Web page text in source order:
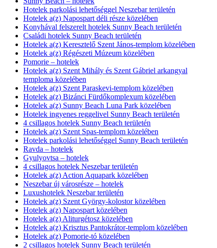
Hotelek parkolási lehetőséggel Neszebar területén
Hotelek a(z) Napospart déli része közelében
Konyhával felszerelt hotelek Sunny Beach területén
Családi hotelek Sunny Beach területén
Hotelek a(z) Keresztelő Szent János-templom közelében
Hotelek a(z) Régészeti Múzeum közelében
Pomorie – hotelek
Hotelek a(z) Szent Mihály és Szent Gábriel arkangyal
temploma közelében
Hotelek a(z) Szent Paraskevi-templom közelében
Hotelek a(z) Bizánci Fürdőkomplexum közelében
Hotelek a(z) Sunny Beach Luna Park közelében
Hotelek ingyenes reggelivel Sunny Beach területén
4 csillagos hotelek Sunny Beach területén
Hotelek a(z) Szent Spas-templom közelében
Hotelek parkolási lehetőséggel Sunny Beach területén
Ravda – hotelek
Gyulyovtsa – hotelek
4 csillagos hotelek Neszebar területén
Hotelek a(z) Action Aquapark közelében
Neszebar új városrésze – hotelek
Luxushotelek Neszebar területén
Hotelek a(z) Szent György-kolostor közelében
Hotelek a(z) Napospart közelében
Hotelek a(z) Aliturgétosz közelében
Hotelek a(z) Krisztus Pantokrátor-templom közelében
Hotelek a(z) Pomorie-tó közelében
2 csillagos hotelek Sunny Beach területén